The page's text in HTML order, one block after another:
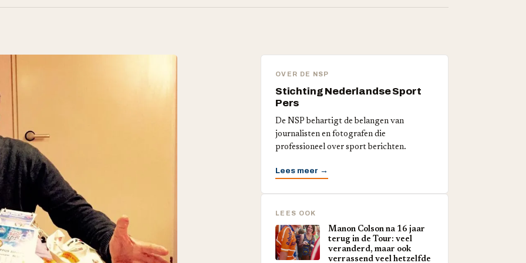
OVER DE NSP
Stichting Nederlandse Sport
Pers
De NSP behartigt de belangen van
journalisten en fotografen die
professioneel over sport berichten.
Lees meer →
LEES OOK
Manon Colson na 16 jaar
terug in de Tour: veel
veranderd, maar ook
verrassend veel hetzelfde